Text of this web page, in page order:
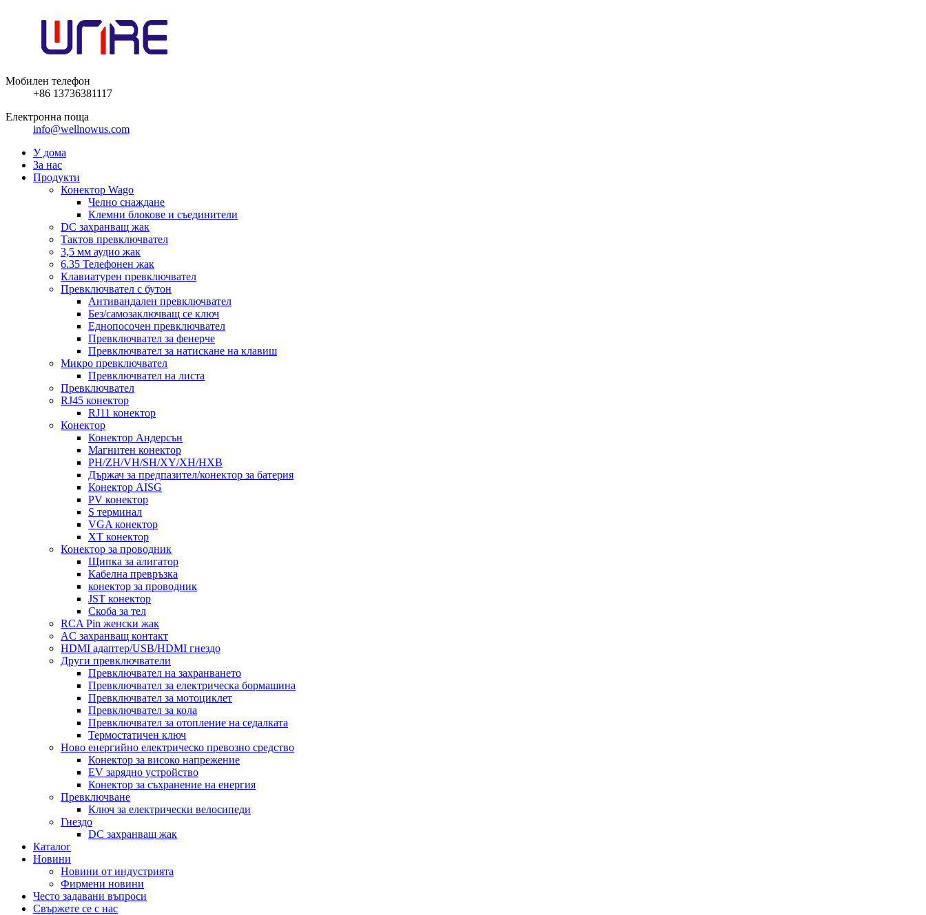
Мобилен телефон
+86 13736381117
Електронна поща
info@wellnowus.com
У дома
За нас
Продукти
Конектор Wago
Челно снаждане
Клемни блокове и съединители
DC захранващ жак
Тактов превключвател
3,5 мм аудио жак
6.35 Телефонен жак
Клавиатурен превключвател
Превключвател с бутон
Антивандален превключвател
Без/самозаключващ се ключ
Еднопосочен превключвател
Превключвател за фенерче
Превключвател за натискане на клавиш
Микро превключвател
Превключвател на листа
Превключвател
RJ45 конектор
RJ11 конектор
Конектор
Конектор Андерсън
Магнитен конектор
PH/ZH/VH/SH/XY/XH/HXB
Държач за предпазител/конектор за батерия
Конектор AISG
PV конектор
S терминал
VGA конектор
XT конектор
Конектор за проводник
Щипка за алигатор
Кабелна превръзка
конектор за проводник
JST конектор
Скоба за тел
RCA Pin женски жак
AC захранващ контакт
HDMI адаптер/USB/HDMI гнездо
Други превключватели
Превключвател на захранването
Превключвател за електрическа бормашина
Превключвател за мотоциклет
Превключвател за кола
Превключвател за отопление на седалката
Термостатичен ключ
Ново енергийно електрическо превозно средство
Конектор за високо напрежение
EV зарядно устройство
Конектор за съхранение на енергия
Превключване
Ключ за електрически велосипеди
Гнездо
DC захранващ жак
Каталог
Новини
Новини от индустрията
Фирмени новини
Често задавани въпроси
Свържете се с нас